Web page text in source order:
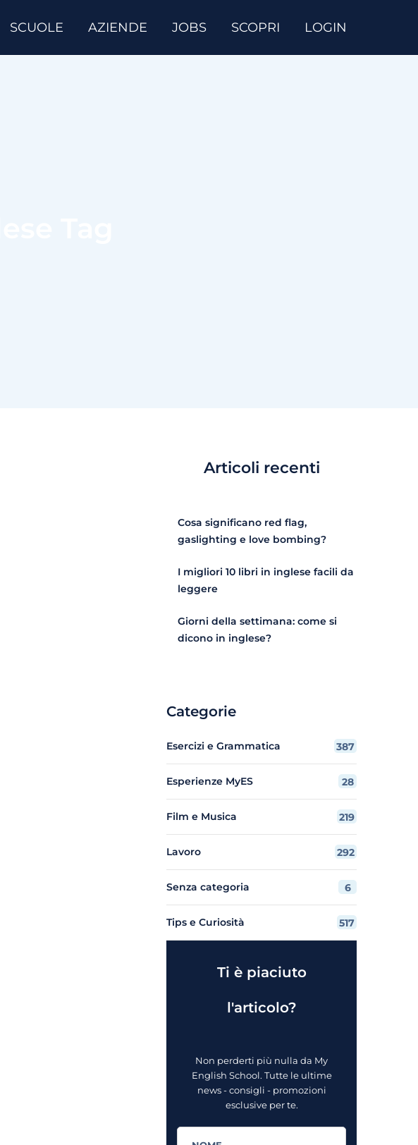
SCUOLE AZIENDE JOBS SCOPRI LOGIN
Articoli recenti
Cosa significano red flag,
gaslighting e love bombing?
I migliori 10 libri in inglese facili da
leggere
Giorni della settimana: come si
dicono in inglese?
Categorie
Esercizi e Grammatica 387
Esperienze MyES 28
Film e Musica 219
Lavoro 292
Senza categoria 6
Tips e Curiosità 517
Ti è piaciuto
l'articolo?
Non perderti più nulla da My
English School. Tutte le ultime
news - consigli - promozioni
esclusive per te.